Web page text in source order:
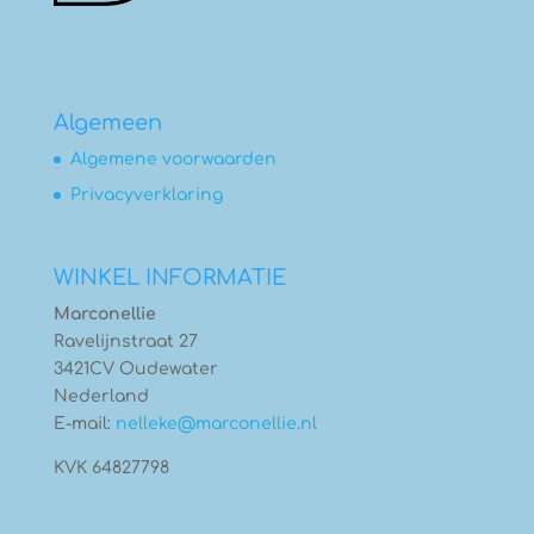
Algemeen
Algemene voorwaarden
Privacyverklaring
WINKEL INFORMATIE
Marconellie
Ravelijnstraat 27
3421CV Oudewater
Nederland
E-mail: nelleke@marconellie.nl
KVK 64827798